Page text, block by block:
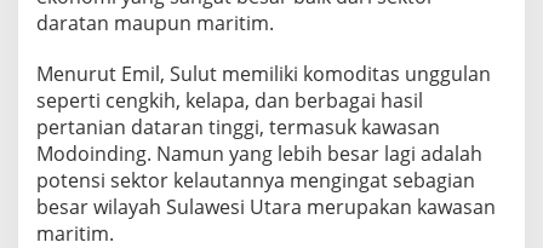
daratan maupun maritim.
Menurut Emil, Sulut memiliki komoditas unggulan
seperti cengkih, kelapa, dan berbagai hasil
pertanian dataran tinggi, termasuk kawasan
Modoinding. Namun yang lebih besar lagi adalah
potensi sektor kelautannya mengingat sebagian
besar wilayah Sulawesi Utara merupakan kawasan
maritim.